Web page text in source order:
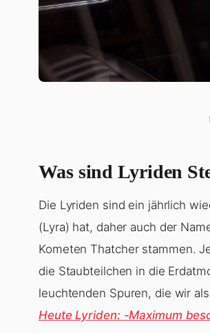
Was sind Lyriden
Die Lyriden sind ein jährlich
(Lyra) hat, daher auch der
Kometen Thatcher stammen.
die Staubteilchen in die
leuchtenden Spuren, die wir
Heute Lyriden: -Maximum